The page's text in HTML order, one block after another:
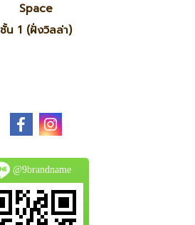
Space
ชั้น 1 (ฝั่งวิลล่า)
@9brandname